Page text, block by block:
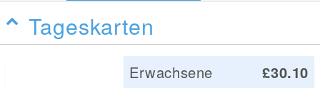
Tageskarten
Erwachsene
£30.10